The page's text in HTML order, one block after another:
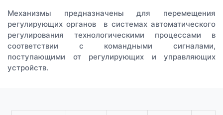
Механизмы предназначены для перемещения
регулирующих органов в системах автоматического
регулирования технологическими процессами в
соответствии с командными сигналами,
поступающими от регулирующих и управляющих
устройств.